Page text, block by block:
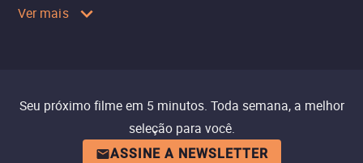
Ver mais
Seu próximo filme em 5 minutos. Toda semana, a melhor
seleção para você.
ASSINE A NEWSLETTER